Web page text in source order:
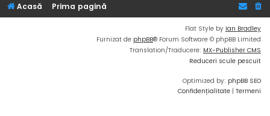
Acasă Prima pagină
Flat Style by Ian Bradley
Furnizat de phpBB® Forum Software © phpBB Limited
Translation/Traducere: MX-Publisher CMS
Reduceri scule pescuit
Optimized by: phpBB SEO
Confidențialitate | Termeni